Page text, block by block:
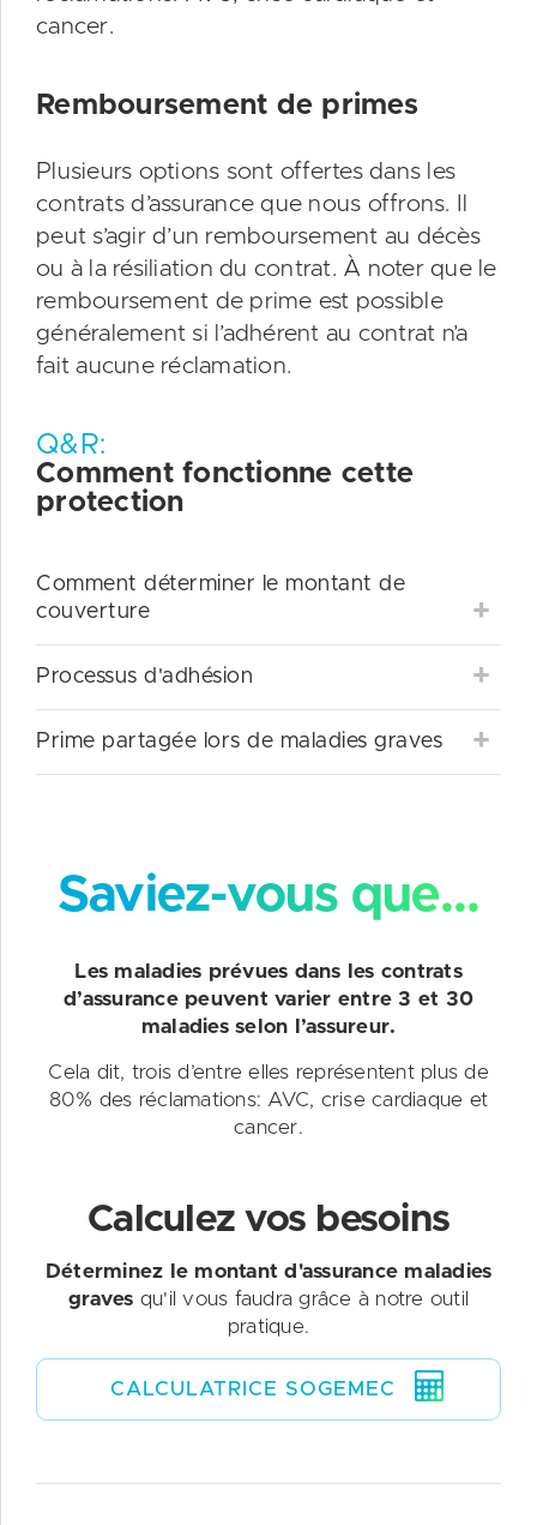
cancer.
Remboursement de primes
Plusieurs options sont offertes dans les
contrats d’assurance que nous offrons. Il
peut s’agir d’un remboursement au décès
ou à la résiliation du contrat. À noter que le
remboursement de prime est possible
généralement si l’adhérent au contrat n’a
fait aucune réclamation.
Q&R:
Comment fonctionne cette
protection
Comment déterminer le montant de
couverture
Processus d'adhésion
Prime partagée lors de maladies graves
Saviez-vous que...
Les maladies prévues dans les contrats
d’assurance peuvent varier entre 3 et 30
maladies selon l’assureur.
Cela dit, trois d’entre elles représentent plus de
80% des réclamations: AVC, crise cardiaque et
cancer.
Calculez vos besoins
Déterminez le montant d'assurance maladies
graves qu'il vous faudra grâce à notre outil
pratique.
CALCULATRICE SOGEMEC